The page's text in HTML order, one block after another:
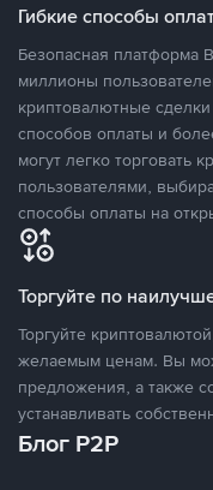
Гибкие способы
Безопасная платформа
миллионы
криптовалютные
способов оплаты и
могут легко торговать
пользователями,
способы оплаты на
Торгуйте по
Торгуйте
желаемым ценам. Вы
предложения, а также
устанавливать
Блог P2P